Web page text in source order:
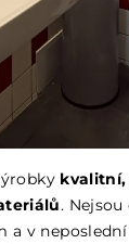
kvalitní,
.
a v